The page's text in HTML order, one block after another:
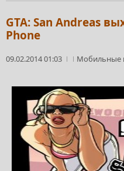
GTA: San Andreas
Phone
09.02.2014 01:03 Мобильные